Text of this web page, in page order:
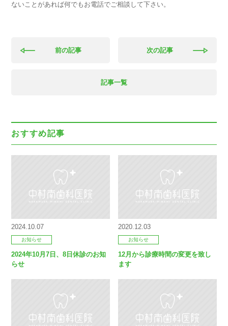
ないことがあれば何でもお電話でご相談して下さい。
前の記事 次の記事
記事一覧
おすすめ記事
2024.10.07
お知らせ
2024年10月7日、8日休診のお知
らせ
2020.12.03
お知らせ
12月から診療時間の変更を致し
ます